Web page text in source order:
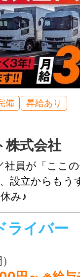
備
昇給あり
株式会社
社員が「ここ
設立からもう
み♪
ライバー